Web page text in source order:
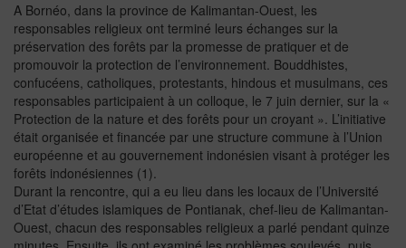
A Bornéo, dans la province de Kalimantan-Ouest, les
responsables religieux ont terminé leurs échanges sur la
préservation des forêts par la promesse de pratiquer et de
promouvoir la protection de l’environnement. Bouddhistes,
confucéens, catholiques, protestants, hindous et musulmans, ces
responsables participaient à un colloque, le 7 juin dernier, sur la «
Protection de la nature et des forêts pour un croyant ». L’initiative
était organisée et financée par une structure commune à l’Union
européenne et au gouvernement indonésien visant à protéger les
forêts indonésiennes (1).
Durant la rencontre, qui a eu lieu dans les locaux de l’Université
d’Etat d’études islamiques de Pontianak, chef-lieu de Kalimantan-
Ouest, chacun des responsables religieux a parlé pendant quinze